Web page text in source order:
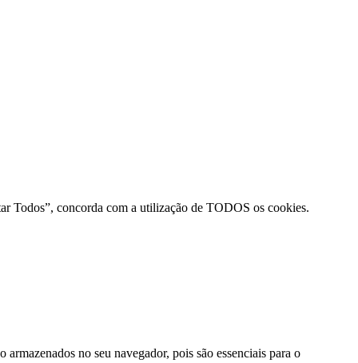
Todos”, concorda com a utilização de TODOS os cookies.
no seu navegador, pois são essenciais para o